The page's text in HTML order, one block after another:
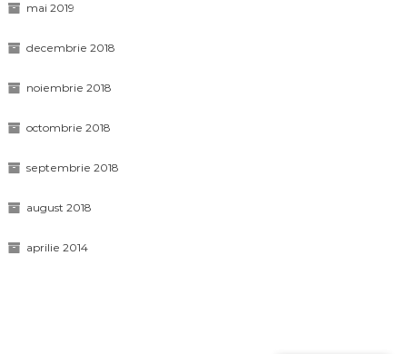
mai 2019
decembrie 2018
noiembrie 2018
octombrie 2018
septembrie 2018
august 2018
aprilie 2014